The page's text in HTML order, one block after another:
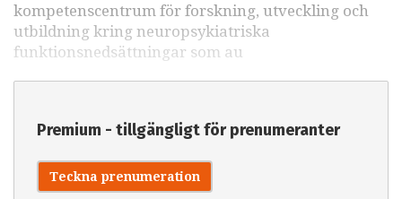
kompetenscentrum för forskning, utveckling och
utbildning kring neuropsykiatriska
funktionsnedsättningar som au
Premium - tillgängligt för prenumeranter
Teckna prenumeration